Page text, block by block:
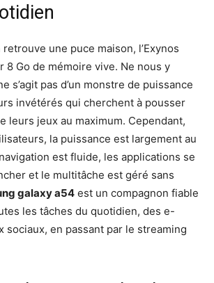
une puce maison, l’Exynos
8 Go de mémoire vive. Ne nous y
s’agit pas d’un monstre de puissance
invétérés qui cherchent à pousser
leurs jeux au maximum. Cependant,
la puissance est largement au
est fluide, les applications se
et le multitâche est géré sans
galaxy a54 est un compagnon fiable
les tâches du quotidien, des e-
sociaux, en passant par le streaming